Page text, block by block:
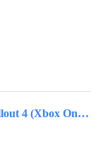
Fallout 4 (Xbox One) - Xbox Live Key - EUROPE